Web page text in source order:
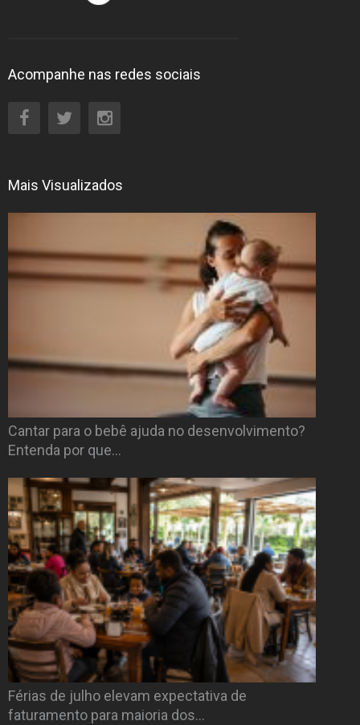
Acompanhe nas redes sociais
Mais Visualizados
Cantar para o bebê ajuda no desenvolvimento?
Entenda por que…
Férias de julho elevam expectativa de
faturamento para maioria dos…